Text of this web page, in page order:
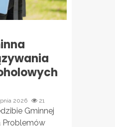
2026 21
Gminnej
Problemów